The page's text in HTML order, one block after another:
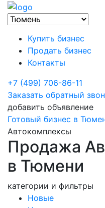
Купить бизнес
Продать бизнес
Контакты
+7 (499) 706-86-11
Заказать обратный
добавить объявление
Готовый бизнес в
Автокомплексы
Продажа
в Тюмени
категории и фильтры
Новые